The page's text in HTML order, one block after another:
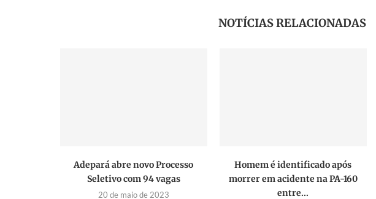
NOTÍCIAS RELACIONADAS
Adepará abre novo Processo
Seletivo com 94 vagas
20 de maio de 2023
Homem é identificado após
morrer em acidente na PA-160
entre...